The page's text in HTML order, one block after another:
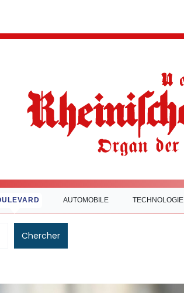
AUTOMOBILE TECHNOLOGIE
Chercher